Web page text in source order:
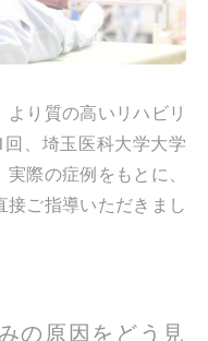
り質の高いリハビリ
、埼玉医科大学大学
際の症例をもとに、
ご指導いただきまし
の原因をどう見